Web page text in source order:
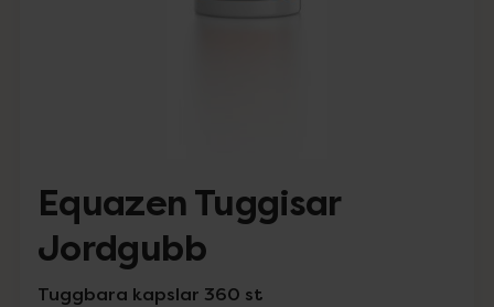
Equazen Tuggisar
Jordgubb
Tuggbara kapslar 360 st